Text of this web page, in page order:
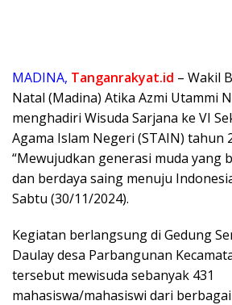
MADINA, Tanganrakyat.id – Wakil
Natal (Madina) Atika Azmi Utammi
menghadiri Wisuda Sarjana ke VI
Agama Islam Negeri (STAIN) tahun
“Mewujudkan generasi muda yang
dan berdaya saing menuju
Sabtu (30/11/2024).
Kegiatan berlangsung di Gedung
Daulay desa Parbangunan
tersebut mewisuda sebanyak 431
mahasiswa/mahasiswi dari